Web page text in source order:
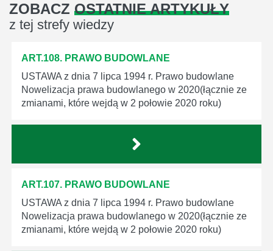
ZOBACZ OSTATNIE ARTYKUŁY
z tej strefy wiedzy
ART.108. PRAWO BUDOWLANE
USTAWA z dnia 7 lipca 1994 r. Prawo budowlane
Nowelizacja prawa budowlanego w 2020(łącznie ze
zmianami, które wejdą w 2 połowie 2020 roku)
ART.107. PRAWO BUDOWLANE
USTAWA z dnia 7 lipca 1994 r. Prawo budowlane
Nowelizacja prawa budowlanego w 2020(łącznie ze
zmianami, które wejdą w 2 połowie 2020 roku)